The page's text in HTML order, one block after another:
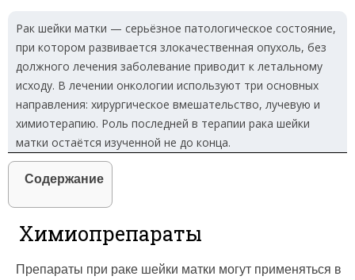
Рак шейки матки — серьёзное патологическое состояние,
при котором развивается злокачественная опухоль, без
должного лечения заболевание приводит к летальному
исходу. В лечении онкологии используют три основных
направления: хирургическое вмешательство, лучевую и
химиотерапию. Роль последней в терапии рака шейки
матки остаётся изученной не до конца.
Содержание
Химиопрепараты
Препараты при раке шейки матки могут применяться в